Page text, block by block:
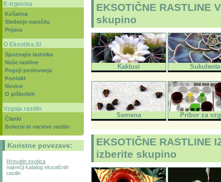
EKSOTIČNE RASTLINE
skupino
Kaktusi Sukulente
Semena Pribor za
EKSOTIČNE RASTLINE
izberite skupino
E-trgovina
Košarica
Sledenje naročilu
Prijava
O Eksotika.SI
Spoznajte lastnika
Naše rastline
Pogoji poslovanja
Kontakt
Novice
O piškotkih
Vzgoja rastlin
Članki
Bolezni in varstvo rastlin
Koristne povezave:
Hrovatin exotica
največji katalog eksotičnih
rastlin